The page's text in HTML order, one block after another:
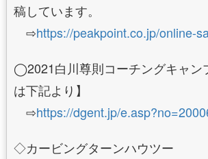
稿しています。
⇨https://peakpoint.co.jp/online-
◯2021白川尊則コーチングキャン
は下記より】
⇨https://dgent.jp/
◇カービングターンハウツー